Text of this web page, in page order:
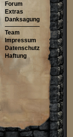
Forum
Extras
Danksagung
Team
Impressum
Datenschutz
Haftung